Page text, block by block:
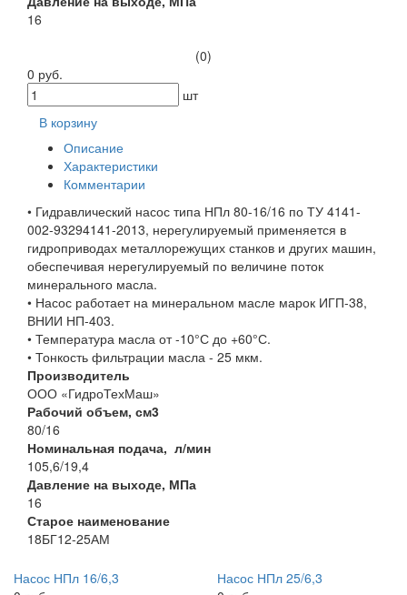
16
(0)
0 руб.
шт
В корзину
Описание
Характеристики
Комментарии
• Гидравлический насос типа НПл 80-16/16 по ТУ 4141-
002-93294141-2013, нерегулируемый применяется в
гидроприводах металлорежущих станков и других машин,
обеспечивая нерегулируемый по величине поток
минерального масла.
• Насос работает на минеральном масле марок ИГП-38,
ВНИИ НП-403.
• Температура масла от -10°С до +60°С.
• Тонкость фильтрации масла - 25 мкм.
Производитель
ООО «ГидроТехМаш»
Рабочий объем, см3
80/16
Номинальная подача, л/мин
105,6/19,4
Давление на выходе, МПа
16
Старое наименование
18БГ12-25АМ
Насос НПл 16/6,3
Насос НПл 25/6,3